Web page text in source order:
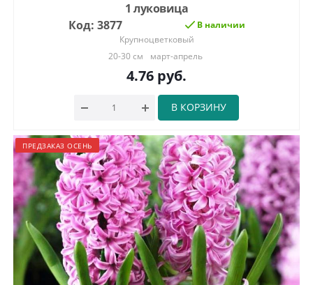
1 луковица
Код: 3877
В наличии
Крупноцветковый
20-30 см
март-апрель
4.76 руб.
В КОРЗИНУ
ПРЕДЗАКАЗ ОСЕНЬ